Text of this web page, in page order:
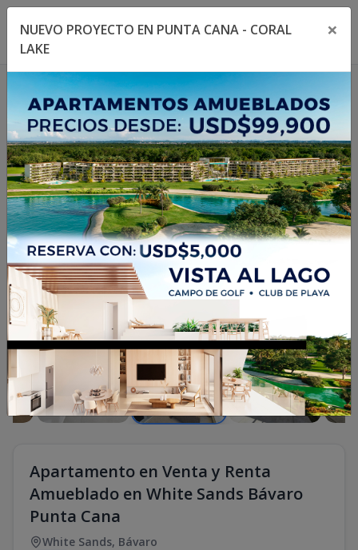
Toggle navigation menu
1/19
Apartamento en Venta y Renta
Amueblado en White Sands Bávaro
Punta Cana
White Sands, Bávaro
NUEVO PROYECTO EN PUNTA CANA - CORAL
LAKE
×